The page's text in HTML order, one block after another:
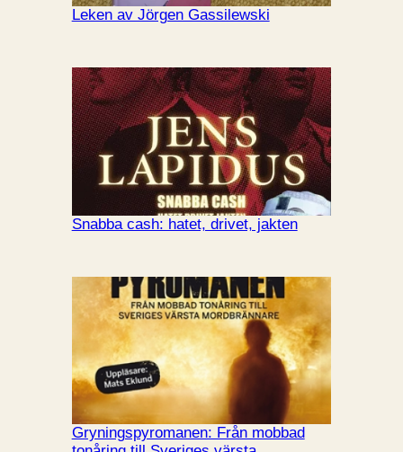
Leken av Jörgen Gassilewski
Snabba cash: hatet, drivet, jakten
Gryningspyromanen: Från mobbad